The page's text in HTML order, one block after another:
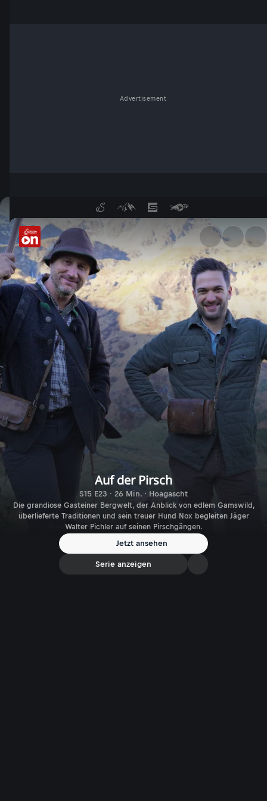
Advertisement
Auf der Pirsch - ServusTV On
Auf der Pirsch
S15 E23 · 26 Min. · Hoagascht
Die grandiose Gasteiner Bergwelt, der Anblick von edlem Gamswild,
überlieferte Traditionen und sein treuer Hund Nox begleiten Jäger
Walter Pichler auf seinen Pirschgängen.
Jetzt ansehen
Serie anzeigen